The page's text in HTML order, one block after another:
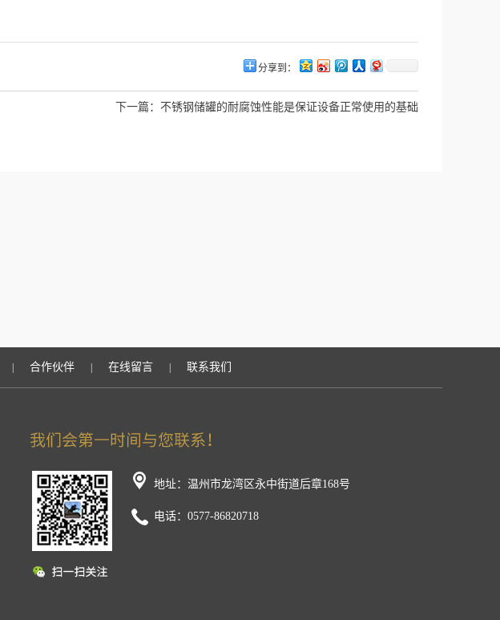
分享到：
下一篇： 不锈钢储罐的耐腐蚀性能是保证设备正常使用的基础
合作伙伴 在线留言 联系我们
地址：温州市龙湾区永中街道后章168号
电话：0577-86820718